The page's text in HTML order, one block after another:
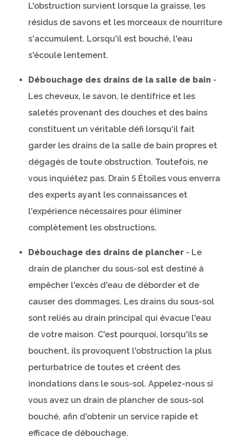
L'obstruction survient lorsque la graisse, les
résidus de savons et les morceaux de nourriture
s'accumulent. Lorsqu'il est bouché, l'eau
s'écoule lentement.
Débouchage des drains de la salle de bain -
Les cheveux, le savon, le dentifrice et les
saletés provenant des douches et des bains
constituent un véritable défi lorsqu'il fait
garder les drains de la salle de bain propres et
dégagés de toute obstruction. Toutefois, ne
vous inquiétez pas. Drain 5 Étoiles vous enverra
des experts ayant les connaissances et
l'expérience nécessaires pour éliminer
complètement les obstructions.
Débouchage des drains de plancher - Le
drain de plancher du sous-sol est destiné à
empêcher l'excès d'eau de déborder et de
causer des dommages. Les drains du sous-sol
sont reliés au drain principal qui évacue l'eau
de votre maison. C'est pourquoi, lorsqu'ils se
bouchent, ils provoquent l'obstruction la plus
perturbatrice de toutes et créent des
inondations dans le sous-sol. Appelez-nous si
vous avez un drain de plancher de sous-sol
bouché, afin d'obtenir un service rapide et
efficace de débouchage.